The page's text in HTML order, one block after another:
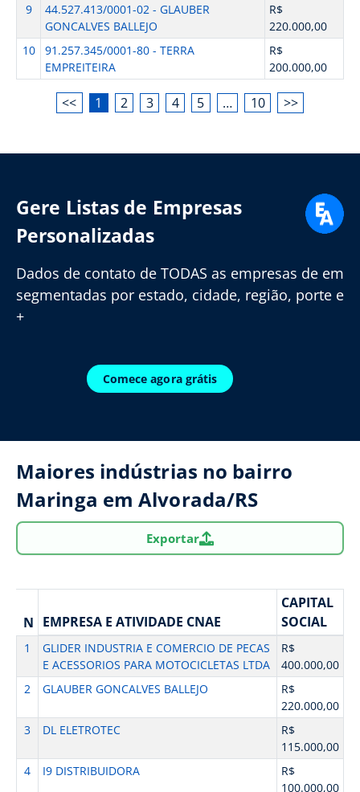
9
44.527.413/0001-02 - GLAUBER
GONCALVES BALLEJO
R$
220.000,00
10
91.257.345/0001-80 - TERRA
EMPREITEIRA
R$
200.000,00
<< 1 2 3 4 5 … 10 >>
Gere Listas de Empresas
Personalizadas
Dados de contato de TODAS as empresas de em
segmentadas por estado, cidade, região, porte e
+
Comece agora grátis
Maiores indústrias no bairro
Maringa em Alvorada/RS
Exportar
N EMPRESA E ATIVIDADE CNAE
CAPITAL
SOCIAL
1
GLIDER INDUSTRIA E COMERCIO DE PECAS
E ACESSORIOS PARA MOTOCICLETAS LTDA
R$
400.000,00
2
GLAUBER GONCALVES BALLEJO
R$
220.000,00
3
DL ELETROTEC
R$
115.000,00
4
I9 DISTRIBUIDORA
R$
100.000,00